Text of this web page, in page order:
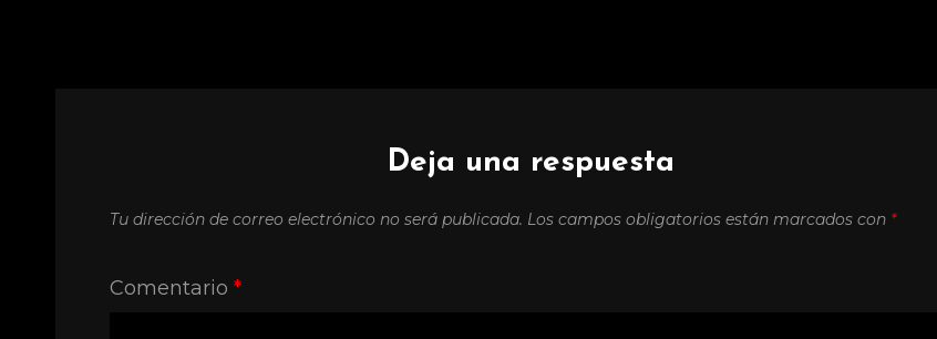
Deja una respuesta
Tu dirección de correo electrónico no será publicada. Los campos obligatorios están marcados con *
Comentario *